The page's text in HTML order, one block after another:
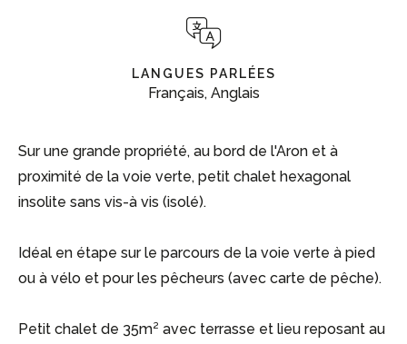
LANGUES PARLÉES
Français, Anglais
Sur une grande propriété, au bord de l'Aron et à
proximité de la voie verte, petit chalet hexagonal
insolite sans vis-à vis (isolé).
Idéal en étape sur le parcours de la voie verte à pied
ou à vélo et pour les pêcheurs (avec carte de pêche).
Petit chalet de 35m² avec terrasse et lieu reposant au